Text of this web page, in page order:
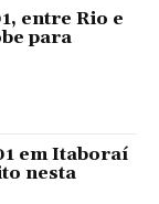
entre Rio e
para
em Itaboraí
nesta